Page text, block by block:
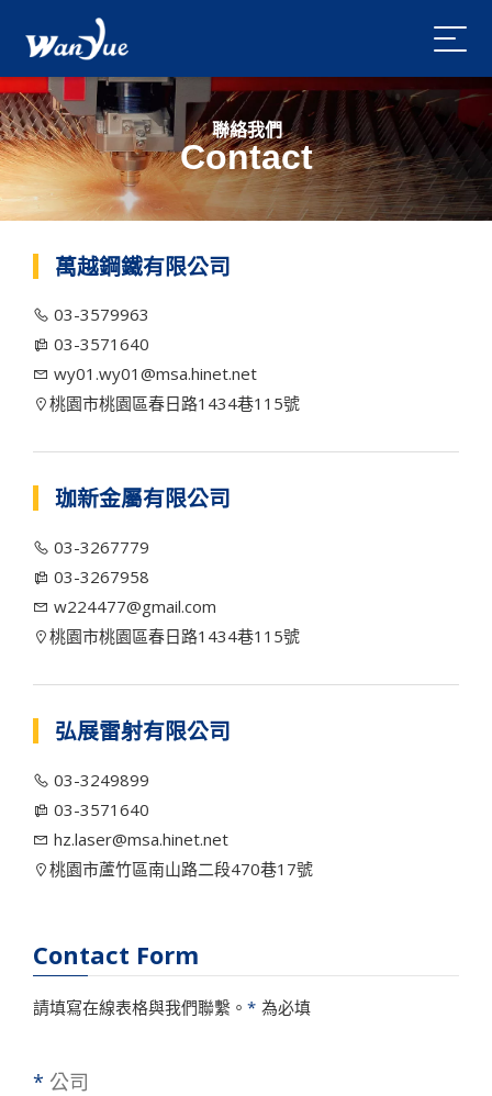
聯絡我們
Contact
萬越鋼鐵有限公司
03-3579963
03-3571640
wy01.wy01@msa.hinet.net
桃園市桃園區春日路1434巷115號
珈新金屬有限公司
03-3267779
03-3267958
w224477@gmail.com
桃園市桃園區春日路1434巷115號
弘展雷射有限公司
03-3249899
03-3571640
hz.laser@msa.hinet.net
桃園市蘆竹區南山路二段470巷17號
Contact Form
請填寫在線表格與我們聯繫。 為必填
* 公司